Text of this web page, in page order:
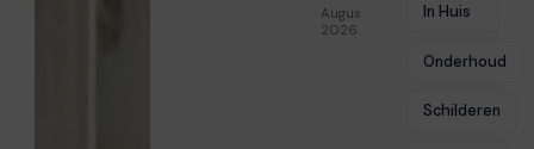
Augustus 3,
2026
In Huis
Onderhoud
Schilderen